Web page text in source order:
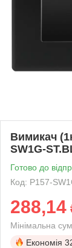
Вимикач
SW1G-
Готово до
Код: P157-
288,14
Мінімальна
Економія